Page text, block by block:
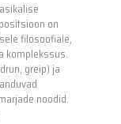
on
filosoofiale,
komplekssus.
greip) ja
noodid.